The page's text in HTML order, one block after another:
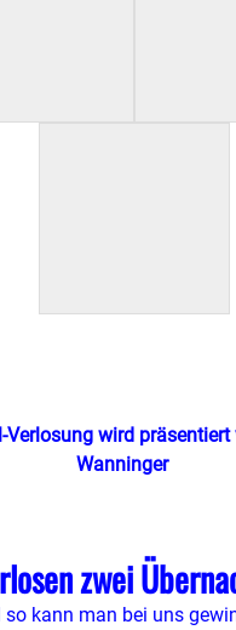
Verlosung wird
Wanninger
zwei
so kann man bei uns